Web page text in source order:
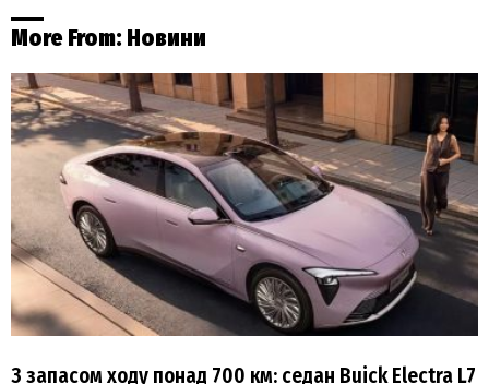
More From: Новини
З запасом ходу понад 700 км: седан Buick Electra L7